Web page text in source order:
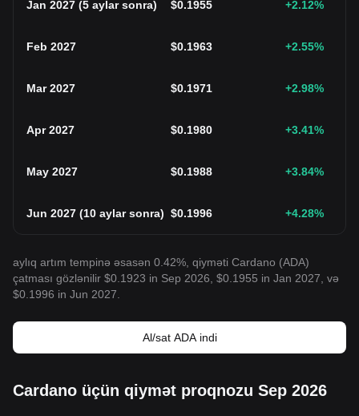
Jan 2027 (5 aylar sonra) $0.1955 +2.12%
Feb 2027 $0.1963 +2.55%
Mar 2027 $0.1971 +2.98%
Apr 2027 $0.1980 +3.41%
May 2027 $0.1988 +3.84%
Jun 2027 (10 aylar sonra) $0.1996 +4.28%
aylıq artım tempinə əsasən 0.42%, qiyməti Cardano (ADA)
çatması gözlənilir $0.1923 in Sep 2026, $0.1955 in Jan 2027, və
$0.1996 in Jun 2027.
Al/sat ADA indi
Cardano üçün qiymət proqnozu Sep 2026